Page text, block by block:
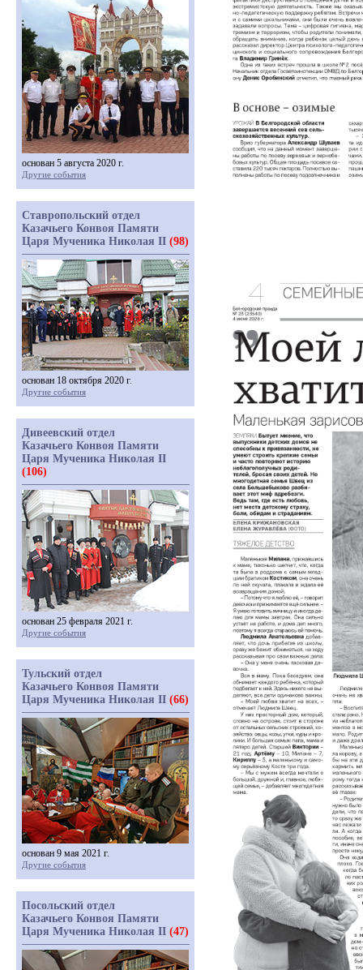
основан 5 августа 2020 г.
Другие события
Ставропольский отдел
Казачьего Конвоя Памяти
Царя Мученика Николая II (98)
основан 18 октября 2020 г.
Другие события
Дивеевский отдел
Казачьего Конвоя Памяти
Царя Мученика Николая II
(106)
основан 25 февраля 2021 г.
Другие события
Тульский отдел
Казачьего Конвоя Памяти
Царя Мученика Николая II (66)
основан 9 мая 2021 г.
Другие события
Посольский отдел
Казачьего Конвоя Памяти
Царя Мученика Николая II (47)